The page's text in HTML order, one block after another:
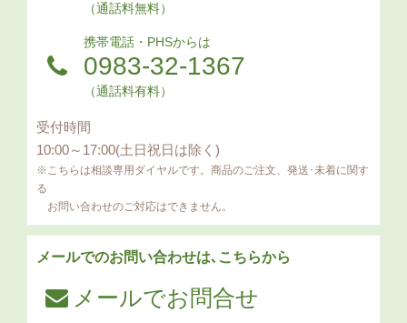
（通話料無料）
携帯電話・PHSからは
0983-32-1367
（通話料有料）
受付時間
10:00～17:00(土日祝日は除く)
※こちらは相談専用ダイヤルです。商品のご注文、発送･未着に関す
る
お問い合わせのご対応はできません。
メールでのお問い合わせは､こちらから
メールでお問合せ